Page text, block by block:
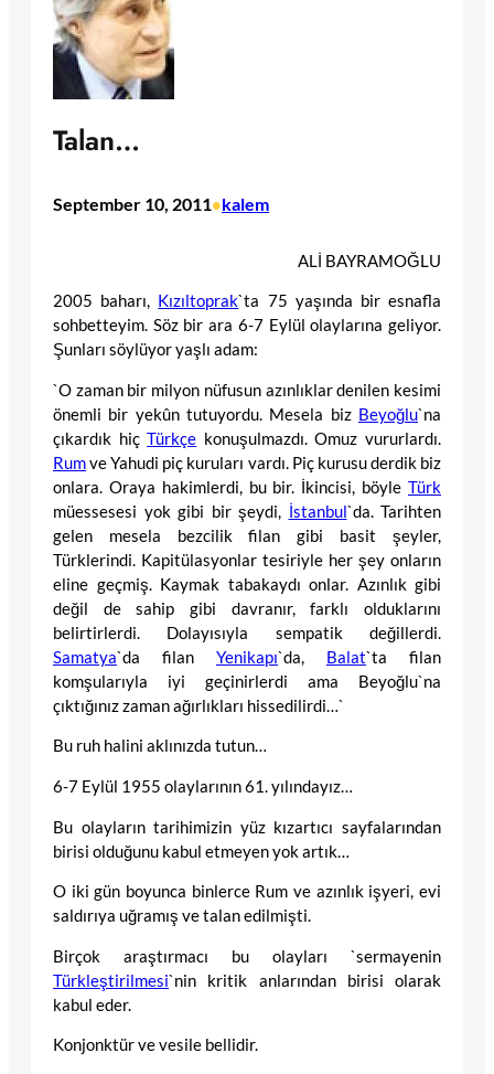
Talan…
September 10, 2011•kalem
ALİ BAYRAMOĞLU
2005 baharı, Kızıltoprak`ta 75 yaşında bir esnafla
sohbetteyim. Söz bir ara 6-7 Eylül olaylarına geliyor.
Şunları söylüyor yaşlı adam:
`O zaman bir milyon nüfusun azınlıklar denilen kesimi
önemli bir yekûn tutuyordu. Mesela biz Beyoğlu`na
çıkardık hiçTürkçe konuşulmazdı. Omuz vururlardı.
Rumve Yahudi piç kuruları vardı. Piç kurusu derdik biz
onlara. Oraya hakimlerdi, bu bir. İkincisi, böyle Türk
müessesesi yok gibi bir şeydi, İstanbul`da. Tarihten
gelen mesela bezcilik filan gibi basit şeyler,
Türklerindi. Kapitülasyonlar tesiriyle her şey onların
eline geçmiş. Kaymak tabakaydı onlar. Azınlık gibi
değil de sahip gibi davranır, farklı olduklarını
belirtirlerdi. Dolayısıyla sempatik değillerdi.
Samatya`da filan Yenikapı`da, Balat`ta filan
komşularıyla iyi geçinirlerdi ama Beyoğlu`na
çıktığınız zaman ağırlıkları hissedilirdi…`
Bu ruh halini aklınızda tutun…
6-7 Eylül 1955 olaylarının 61. yılındayız…
Bu olayların tarihimizin yüz kızartıcı sayfalarından
birisi olduğunu kabul etmeyen yok artık…
O iki gün boyunca binlerce Rum ve azınlık işyeri, evi
saldırıya uğramış ve talan edilmişti.
Birçok araştırmacı bu olayları `sermayenin
Türkleştirilmesi`nin kritik anlarından birisi olarak
kabul eder.
Konjonktür ve vesile bellidir.